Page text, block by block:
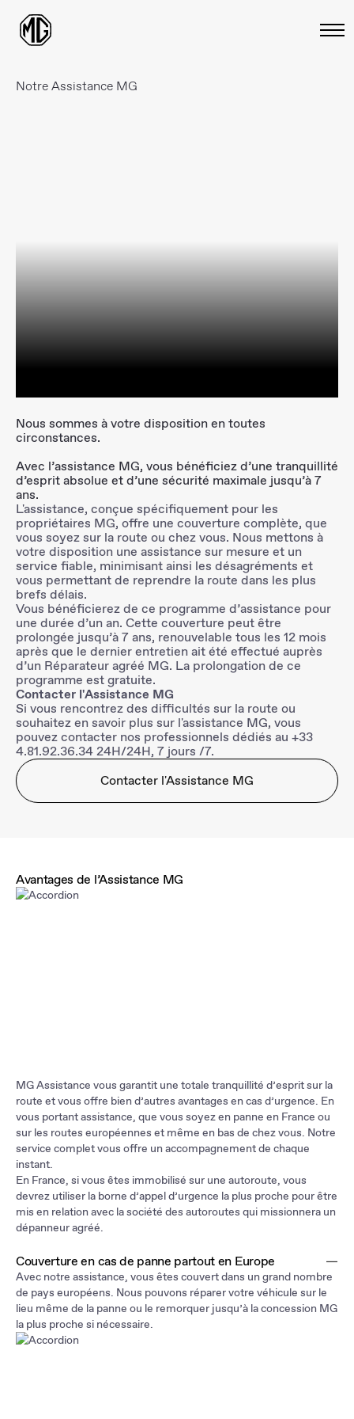
Notre Assistance MG
Nous sommes à votre disposition en toutes
circonstances.
Avec l’assistance MG, vous bénéficiez d’une tranquillité
d’esprit absolue et d’une sécurité maximale jusqu’à 7
ans.
L'assistance, conçue spécifiquement pour les
propriétaires MG, offre une couverture complète, que
vous soyez sur la route ou chez vous. Nous mettons à
votre disposition une assistance sur mesure et un
service fiable, minimisant ainsi les désagréments et
vous permettant de reprendre la route dans les plus
brefs délais.
Vous bénéficierez de ce programme d’assistance pour
une durée d’un an. Cette couverture peut être
prolongée jusqu’à 7 ans, renouvelable tous les 12 mois
après que le dernier entretien ait été effectué auprès
d’un Réparateur agréé MG. La prolongation de ce
programme est gratuite.
Contacter l'Assistance MG
Si vous rencontrez des difficultés sur la route ou
souhaitez en savoir plus sur l'assistance MG, vous
pouvez contacter nos professionnels dédiés au +33
4.81.92.36.34 24H/24H, 7 jours /7.
Contacter l'Assistance MG
Avantages de l’Assistance MG
MG Assistance vous garantit une totale tranquillité d’esprit sur la
route et vous offre bien d’autres avantages en cas d’urgence. En
vous portant assistance, que vous soyez en panne en France ou
sur les routes européennes et même en bas de chez vous. Notre
service complet vous offre un accompagnement de chaque
instant.
En France, si vous êtes immobilisé sur une autoroute, vous
devrez utiliser la borne d’appel d’urgence la plus proche pour être
mis en relation avec la société des autoroutes qui missionnera un
dépanneur agréé.
Couverture en cas de panne partout en Europe
Avec notre assistance, vous êtes couvert dans un grand nombre
de pays européens. Nous pouvons réparer votre véhicule sur le
lieu même de la panne ou le remorquer jusqu’à la concession MG
la plus proche si nécessaire.